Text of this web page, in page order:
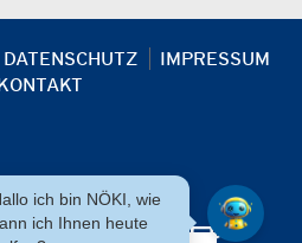
DATENSCHUTZ
IMPRESSUM
ich bin NÖKI, wie
ich Ihnen heute